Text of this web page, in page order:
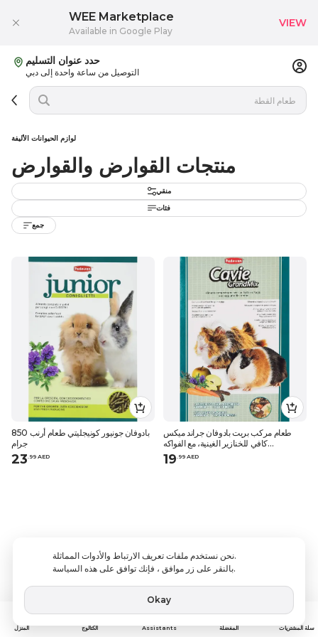
حدد عنوان التسليم
التوصيل من ساعة واحدة إلى دبي
لوازم الحيوانات الأليفة
منتجات القوارض والقوارض
منقي
فئات
جمع
بادوفان جونيور كونيجليتي طعام أرنب 850
جرام
23.99 AED
طعام مركب بريت بادوفان جراند ميكس
كافي للخنازير الغينية، مع الفواكه
والخضروات، 850 جرام
19.99 AED
WEE Marketplace
Available in Google Play
VIEW
المنزل الكتالوج Assistants المفضلة سلة المشتريات
نحن نستخدم ملفات تعريف الارتباط والأدوات المماثلة.
بالنقر على زر موافق ، فإنك توافق على هذه السياسة.
Okay